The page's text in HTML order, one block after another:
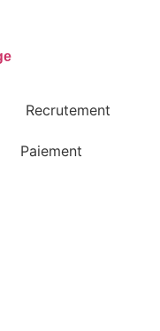
Recrutement
Paiement